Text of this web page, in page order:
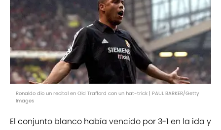
Ronaldo dio un recital en Old Trafford con un hat-trick | PAUL BARKER/Getty
Images
El conjunto blanco había vencido por 3-1 en la ida y